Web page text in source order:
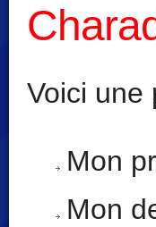
Voici une
Mon
Mon